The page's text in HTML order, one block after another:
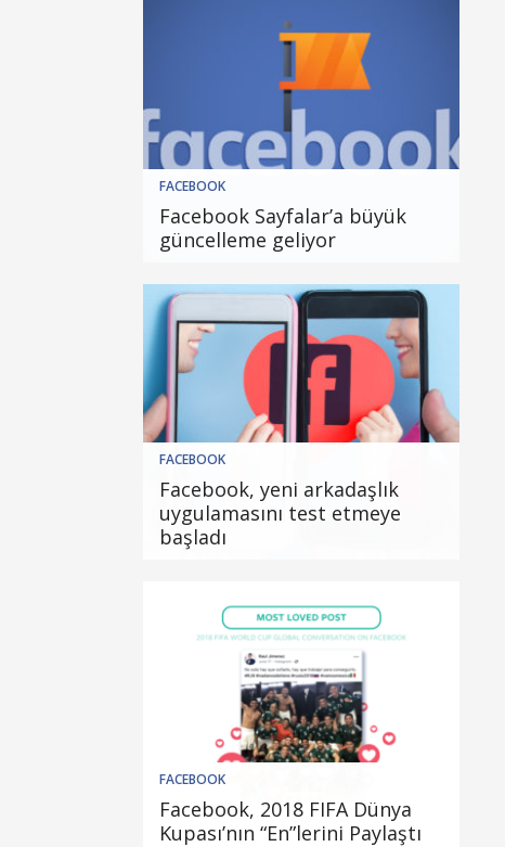
FACEBOOK
Facebook Sayfalar’a büyük
güncelleme geliyor
FACEBOOK
Facebook, yeni arkadaşlık
uygulamasını test etmeye
başladı
FACEBOOK
Facebook, 2018 FIFA Dünya
Kupası’nın “En”lerini Paylaştı